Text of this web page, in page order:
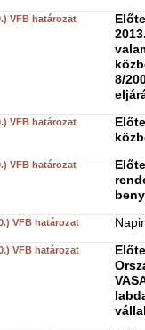
VFB határozat
8/
VFB határozat
VFB határozat
VFB határozat
VFB határozat